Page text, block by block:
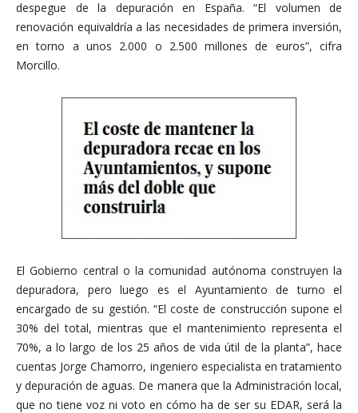
despegue de la depuración en España. “El volumen de
renovación equivaldría a las necesidades de primera inversión,
en torno a unos 2.000 o 2.500 millones de euros”, cifra
Morcillo.
El Gobierno central o la comunidad autónoma construyen la
depuradora, pero luego es el Ayuntamiento de turno el
encargado de su gestión. “El coste de construcción supone el
30% del total, mientras que el mantenimiento representa el
70%, a lo largo de los 25 años de vida útil de la planta”, hace
cuentas Jorge Chamorro, ingeniero especialista en tratamiento
y depuración de aguas. De manera que la Administración local,
que no tiene voz ni voto en cómo ha de ser su EDAR, será la